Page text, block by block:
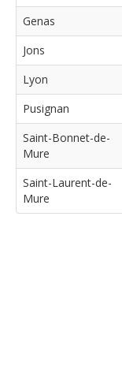
Genas
Jons
Lyon
Pusignan
Saint-Bonnet-de-
Mure
Saint-Laurent-de-
Mure